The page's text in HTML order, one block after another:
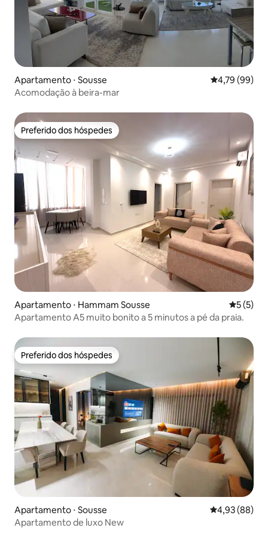
Apartamento ⋅ Sousse 4,79 de uma
4,79 (99)
Acomodação à beira-mar
Preferido dos hóspedes
Preferido dos hóspedes
Apartamento ⋅ Hammam Sousse 5 de
5 (5)
Apartamento A5 muito bonito a 5 minutos a pé da praia.
Preferido dos hóspedes
Preferido dos hóspedes
Apartamento ⋅ Sousse 4,93 de uma
4,93 (88)
Apartamento de luxo New